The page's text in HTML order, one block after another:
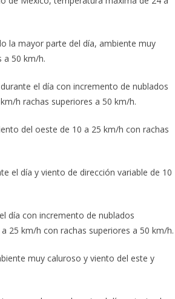
la mayor parte del día, ambiente muy
a 50 km/h.
el día con incremento de nublados
h rachas superiores a 50 km/h.
del oeste de 10 a 25 km/h con rachas
el día y viento de dirección variable de 10
día con incremento de nublados
25 km/h con rachas superiores a 50 km/h.
muy caluroso y viento del este y